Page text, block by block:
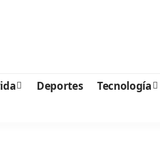
Deportes Tecnología